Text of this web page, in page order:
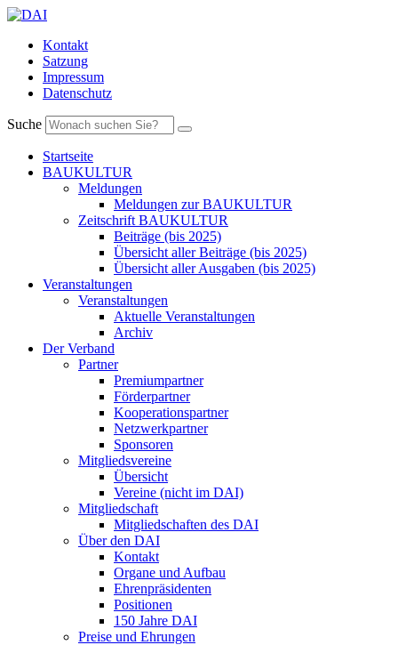
Kontakt
Satzung
Impressum
Datenschutz
Suche
Startseite
BAUKULTUR
Meldungen
Meldungen zur BAUKULTUR
Zeitschrift BAUKULTUR
Beiträge (bis 2025)
Übersicht aller Beiträge (bis 2025)
Übersicht aller Ausgaben (bis 2025)
Veranstaltungen
Veranstaltungen
Aktuelle Veranstaltungen
Archiv
Der Verband
Partner
Premiumpartner
Förderpartner
Kooperationspartner
Netzwerkpartner
Sponsoren
Mitgliedsvereine
Übersicht
Vereine (nicht im DAI)
Mitgliedschaft
Mitgliedschaften des DAI
Über den DAI
Kontakt
Organe und Aufbau
Ehrenpräsidenten
Positionen
150 Jahre DAI
Preise und Ehrungen